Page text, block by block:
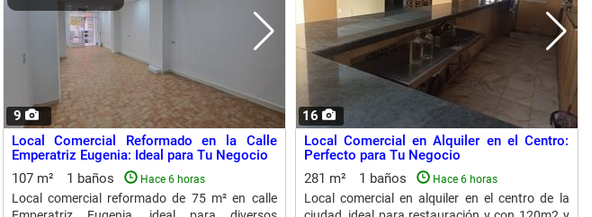
9
Local Comercial Reformado en la Calle
Emperatriz Eugenia: Ideal para Tu Negocio
107 m²
1 baños Hace 6 horas
Local comercial reformado de 75 m² en calle
16
Local Comercial en Alquiler en el Centro:
Perfecto para Tu Negocio
281 m²
1 baños Hace 6 horas
Local comercial en alquiler en el centro de la